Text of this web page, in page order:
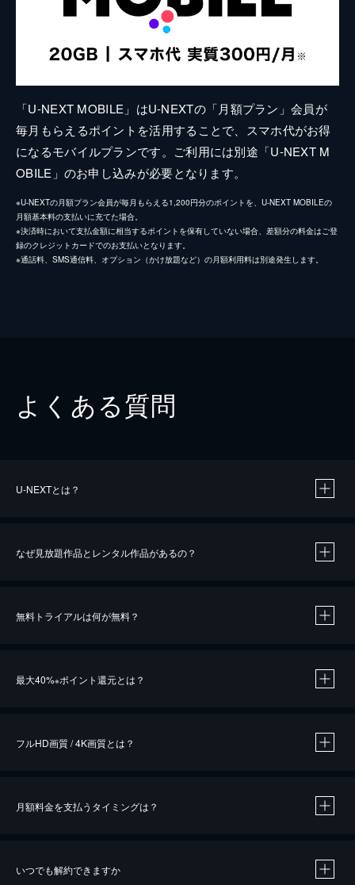
「U-NEXT MOBILE」はU-NEXTの「月額プラン」会員が
毎月もらえるポイントを活用することで、スマホ代がお得
になるモバイルプランです。ご利用には別途「U-NEXT M
OBILE」のお申し込みが必要となります。
※U-NEXTの月額プラン会員が毎月もらえる1,200円分のポイントを、U-NEXT MOBILEの
月額基本料の支払いに充てた場合。
※決済時において支払金額に相当するポイントを保有していない場合、差額分の料金はご登
録のクレジットカードでのお支払いとなります。
※通話料、SMS通信料、オプション（かけ放題など）の月額利用料は別途発生します。
よくある質問
U-NEXTとは？
なぜ見放題作品とレンタル作品があるの？
無料トライアルは何が無料？
最大40%※ポイント還元とは？
※40％ポイント還元の対象は、クレジットカード決済による作品の購入 / レンタルです。
フルHD画質 / 4K画質とは？
月額料金を支払うタイミングは？
いつでも解約できますか